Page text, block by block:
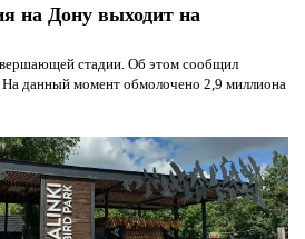
на Дону выходит на
стадии. Об этом сообщил
данный момент обмолочено 2,9 миллиона